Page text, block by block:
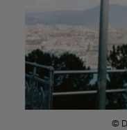
©